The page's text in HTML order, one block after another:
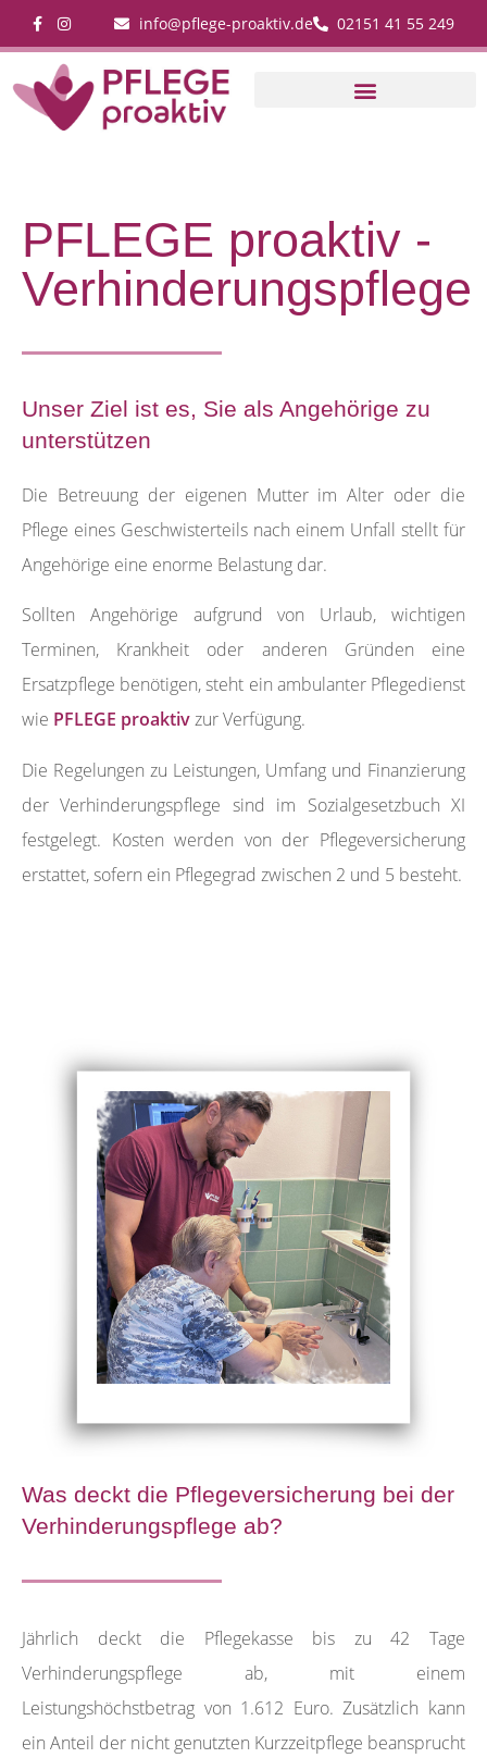
info@pflege-proaktiv.de 02151 41 55 249
PFLEGE proaktiv -
Verhinderungspflege
Unser Ziel ist es, Sie als Angehörige zu
unterstützen
Die Betreuung der eigenen Mutter im Alter oder die
Pflege eines Geschwisterteils nach einem Unfall stellt für
Angehörige eine enorme Belastung dar.
Sollten Angehörige aufgrund von Urlaub, wichtigen
Terminen, Krankheit oder anderen Gründen eine
Ersatzpflege benötigen, steht ein ambulanter Pflegedienst
wie PFLEGE proaktivzur Verfügung.
Die Regelungen zu Leistungen, Umfang und Finanzierung
der Verhinderungspflege sind im Sozialgesetzbuch XI
festgelegt. Kosten werden von der Pflegeversicherung
erstattet, sofern ein Pflegegrad zwischen 2 und 5 besteht.
Was deckt die Pflegeversicherung bei der
Verhinderungspflege ab?
Jährlich deckt die Pflegekasse bis zu 42 Tage
Verhinderungspflege ab, mit einem
Leistungshöchstbetrag von 1.612 Euro. Zusätzlich kann
ein Anteil der nicht genutzten Kurzzeitpflege beansprucht